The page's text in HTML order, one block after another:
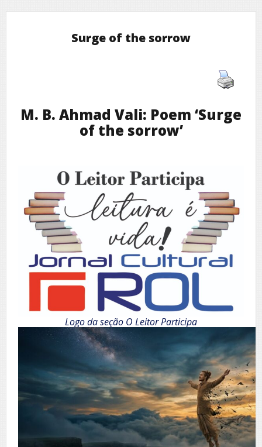
Surge of the sorrow
M. B. Ahmad Vali: Poem ‘Surge
of the sorrow’
Logo da seção O Leitor Participa